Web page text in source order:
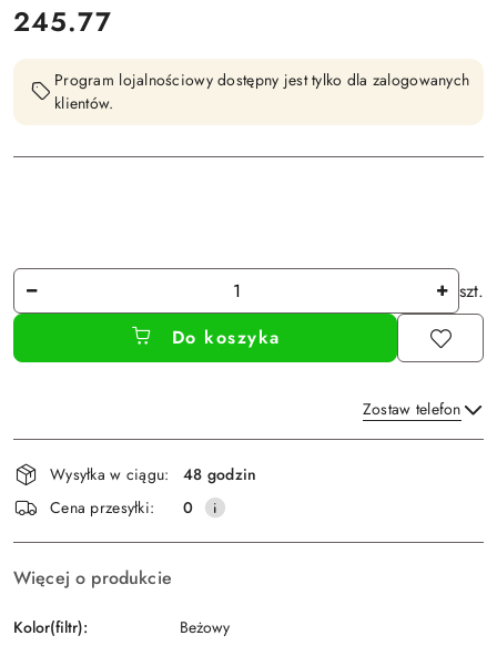
cena:
245.77
Program lojalnościowy dostępny jest tylko dla zalogowanych
klientów.
Ilość
szt.
Do koszyka
Zostaw telefon
Wyślij
Dostępność
i
dostawa
Wysyłka w ciągu:
48 godzin
Cena przesyłki:
0
Więcej o produkcie
Kolor(filtr):
Beżowy